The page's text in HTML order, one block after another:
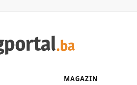
MAGAZIN